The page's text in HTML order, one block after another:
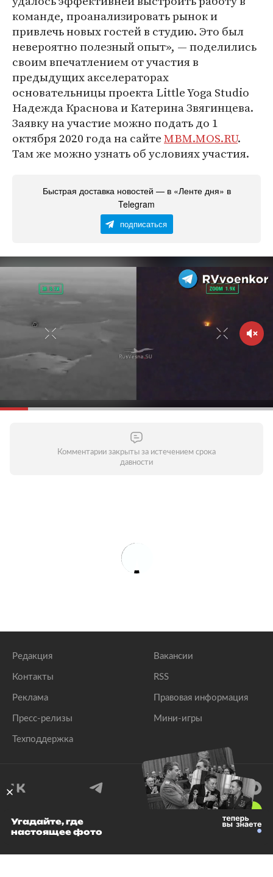
команде, проанализировать рынок и
привлечь новых гостей в студию. Это был
невероятно полезный опыт», — поделились
своим впечатлением от участия в
предыдущих акселераторах
основательницы проекта Little Yoga Studio
Надежда Краснова и Катерина Звягинцева.
Заявку на участие можно подать до 1
октября 2020 года на сайтеMBM.MOS.RU.
Там же можно узнать об условиях участия.
Быстрая доставка новостей — в «Ленте дня» в
Telegram
подписаться
Комментарии закрыты за истечением срока
давности
Редакция
Контакты
Реклама
Пресс-релизы
Техподдержка
Вакансии
RSS
Правовая информация
Мини-игры
© 1999–2026 Все права защищены.
Угадайте, где
настоящее фото